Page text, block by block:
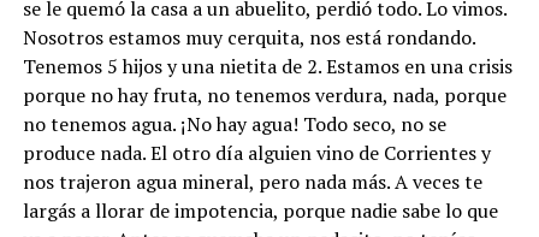
se le quemó la casa a un abuelito, perdió todo. Lo vimos.
Nosotros estamos muy cerquita, nos está rondando.
Tenemos 5 hijos y una nietita de 2. Estamos en una crisis
porque no hay fruta, no tenemos verdura, nada, porque
no tenemos agua. ¡No hay agua! Todo seco, no se
produce nada. El otro día alguien vino de Corrientes y
nos trajeron agua mineral, pero nada más. A veces te
largás a llorar de impotencia, porque nadie sabe lo que